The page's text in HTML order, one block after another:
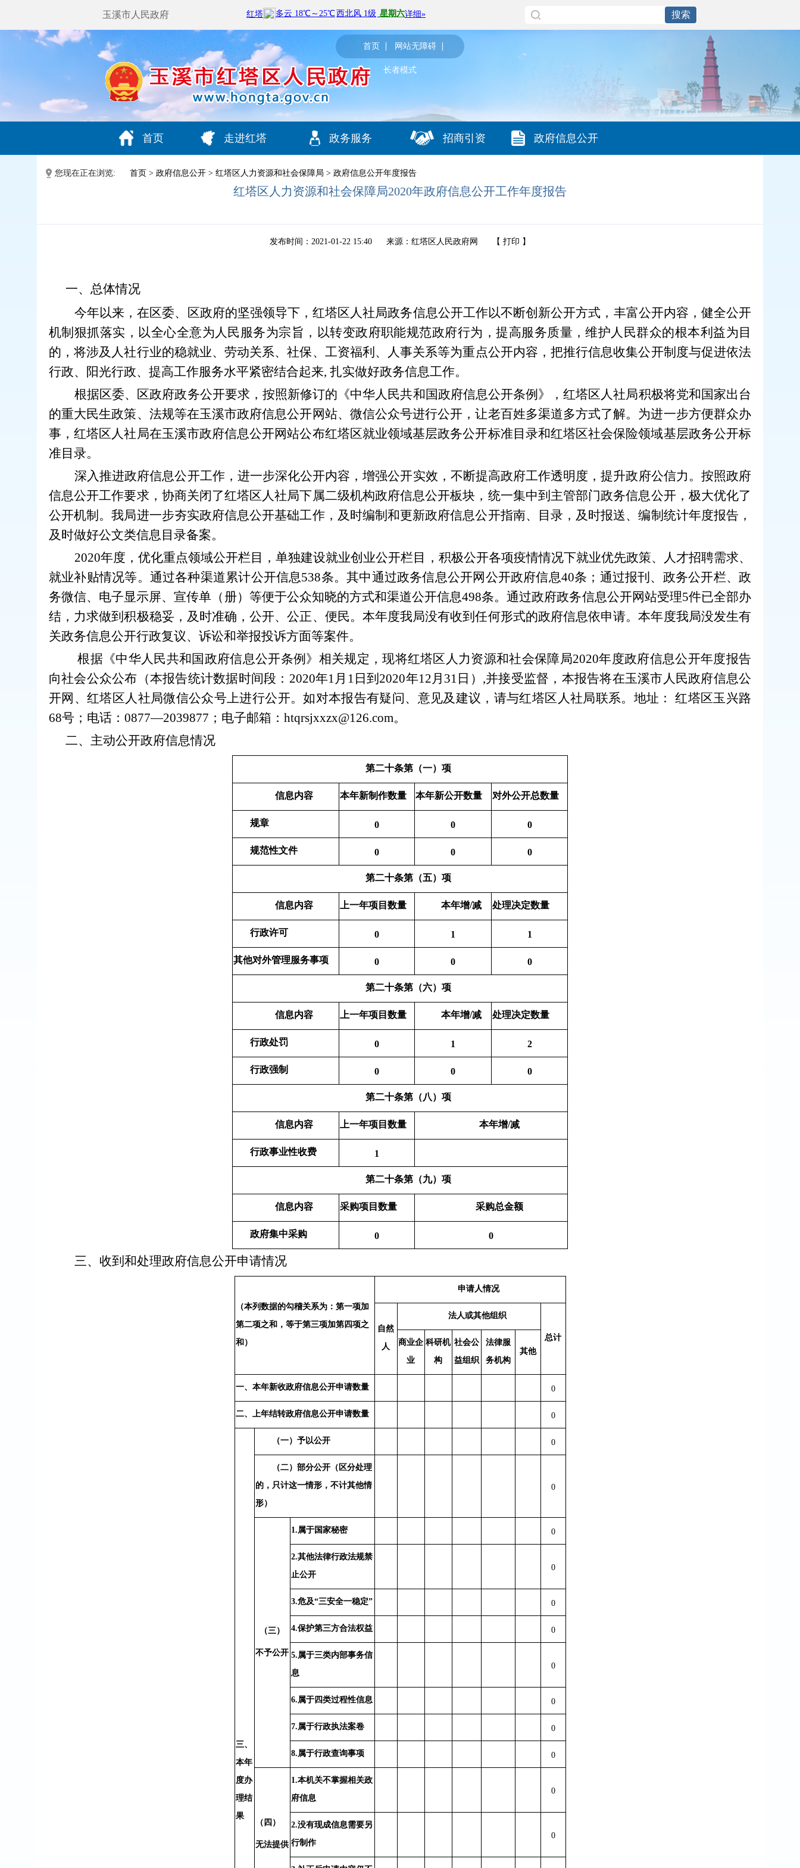
玉溪市人民政府
首页 网站无障碍
长者模式
首页 走进红塔 政务服务 招商引资 政府信息公开
您现在正在浏览: 首页 > 政府信息公开 > 红塔区人力资源和社会保障局 > 政府信息公开年度报告
红塔区人力资源和社会保障局2020年政府信息公开工作年度报告
发布时间：2021-01-22 15:40 来源：红塔区人民政府网 【 打印 】
一、总体情况
今年以来，在区委、区政府的坚强领导下，红塔区人社局政务信息公开工作以不断创新公开方式 ， 丰富公开内容， 健全公开
机制狠抓落实，以全心全意为人民服务为宗旨，以转变政府职能规范政府行为，提高服务质量，维护人民群众的根本利益为目
的，将涉及人社行业的稳就业、劳动关系、社保、 工资福利、 人事关系等为重点公开内容， 把推行信息收集公开制度与促进依法
行政、
阳光行政、 提高工作服务水平紧密结合起来, 扎实做好政务信息工作。
根据区委、区政府政务公开要求，按照新修订的《中华人民共和国政府信息公开条例》，红塔区人社局积极将党和国家出台
的重大民生政策、法规等在玉溪市政府信息公开网站、微信公众号进行公开，让老百姓多渠道多方式了解。为进一步方便群众办
事，红塔区人社局在玉溪市政府信息公开网站公布红塔区就业领域基层政务公开标准目录和红塔区社会保险领域基层政务公开标
准目录。
深入推进政府信息公开工作，进一步深化公开内容，增强公开实效，不断提高政府工作透明度，提升政府公信力 。 按照政府
信息公开工作要求， 协商关闭了红塔区人社局下属二级机构政府信息公开板块，统一集中到主管部门政务信息公开，极大优化了
公开机制。我局进一步夯实政府信息公开基础工作，及时编制和更新政府信息公开指南、目录，及时报送、编制统计年度报告，
及时做好公文类信息目录备案。
2020年度，优化重点领域公开栏目，单独建设就业创业公开栏目，积极公开各项疫情情况下就业优先政策、人才招聘需求、
就业补贴情况等。通过各种渠道累计公开信息538条。其中通过政务信息公开网公开政府信息40条；通过报刊、政务公开栏、政
务微信、电子显示屏、宣传单（册）等便于公众知晓的方式和渠道公开信息498条。通过政府政务信息公开网站受理5件已全部办
结，力求做到积极稳妥，及时准确，公开、公正、便民。本年度我局没有收到任何形式的政府信息依申请。本年度我局没发生有
关政务信息公开行政复议、诉讼和举报投诉方面等案件。
根据《中华人民共和国政府信息公开条例》相关规定，现将红塔区人力资源和社会保障局2020年度政府信息公开年度报告
向社会公众公布（本报告统计数据时间段：2020年1月1日到2020年12月31日） ,并接受监督，本报告将在玉溪市人民政府信息公
开网、红塔区人社局微信公众号上进行公开。如对本报告有疑问、意见及建议，请与红塔区人社局联系。地址： 红塔区玉兴路
68号；电话： 0877―2039877 ；电子邮箱：htqrsjxxzx@126.com。
二、主动公开政府信息情况
第二十条第（一）项
信息内容 本年新制作数量 本年新公开数量 对外公开总数量
规章 0 0 0
规范性文件 0 0 0
第二十条第（五）项
信息内容 上一年项目数量 本年增/减 处理决定数量
行政许可 0 1 1
其他对外管理服务事项 0 0 0
第二十条第（六）项
信息内容 上一年项目数量 本年增/减 处理决定数量
行政处罚 0 1 2
行政强制 0 0 0
第二十条第（八）项
信息内容 上一年项目数量 本年增/减
行政事业性收费 1
第二十条第（九）项
信息内容 采购项目数量 采购总金额
政府集中采购 0 0
三、收到和处理政府信息公开申请情况
（本列数据的勾稽关系为：第一项加
第二项之和，等于第三项加第四项之
和）
申请人情况
自然
人
法人或其他组织
总计
商业企
业
科研机
构
社会公
益组织
法律服
务机构
其他
一、本年新收政府信息公开申请数量 0
二、上年结转政府信息公开申请数量 0
三、
本年
度办
理结
果
（一）予以公开 0
（二）部分公开（区分处理
的，只计这一情形，不计其他情
形）
0
（三）
不予公开
1.属于国家秘密 0
2.其他法律行政法规禁
止公开
0
3.危及“三安全一稳定” 0
4.保护第三方合法权益 0
5.属于三类内部事务信
息
0
6.属于四类过程性信息 0
7.属于行政执法案卷 0
8.属于行政查询事项 0
（四）
无法提供
1.本机关不掌握相关政
府信息
0
2.没有现成信息需要另
行制作
0